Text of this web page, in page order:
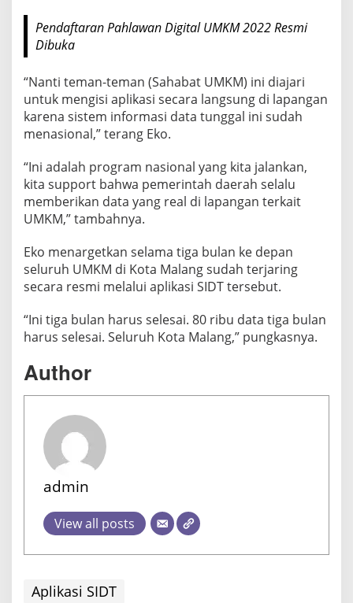
Pendaftaran Pahlawan Digital UMKM 2022 Resmi
Dibuka
“Nanti teman-teman (Sahabat UMKM) ini diajari
untuk mengisi aplikasi secara langsung di lapangan
karena sistem informasi data tunggal ini sudah
menasional,” terang Eko.
“Ini adalah program nasional yang kita jalankan,
kita support bahwa pemerintah daerah selalu
memberikan data yang real di lapangan terkait
UMKM,” tambahnya.
Eko menargetkan selama tiga bulan ke depan
seluruh UMKM di Kota Malang sudah terjaring
secara resmi melalui aplikasi SIDT tersebut.
“Ini tiga bulan harus selesai. 80 ribu data tiga bulan
harus selesai. Seluruh Kota Malang,” pungkasnya.
Author
admin
View all posts
Aplikasi SIDT